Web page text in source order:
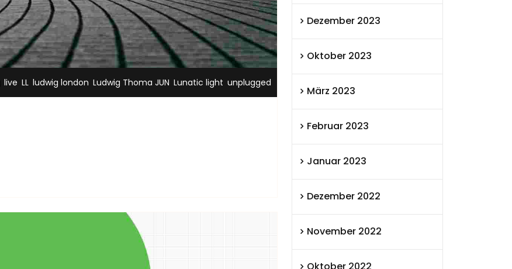
live LL ludwig london Ludwig Thoma JUN Lunatic light unplugged
Dezember 2023
Oktober 2023
März 2023
Februar 2023
Januar 2023
Dezember 2022
November 2022